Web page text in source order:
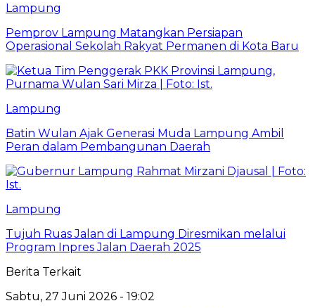
Lampung
Pemprov Lampung Matangkan Persiapan
Operasional Sekolah Rakyat Permanen di Kota Baru
Lampung
Batin Wulan Ajak Generasi Muda Lampung Ambil
Peran dalam Pembangunan Daerah
Lampung
Tujuh Ruas Jalan di Lampung Diresmikan melalui
Program Inpres Jalan Daerah 2025
Berita Terkait
Sabtu, 27 Juni 2026 - 19:02